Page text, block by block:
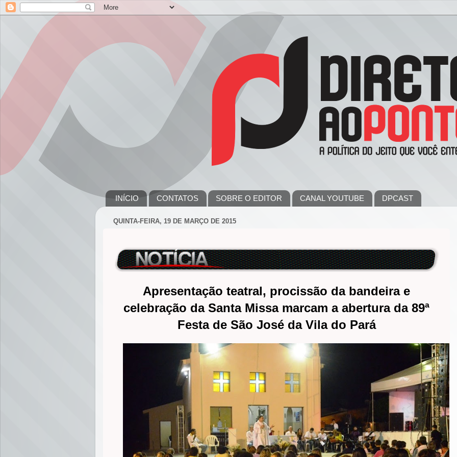
INÍCIO CONTATOS SOBRE O EDITOR CANAL YOUTUBE DPCAST
QUINTA-FEIRA, 19 DE MARÇO DE 2015
Apresentação teatral, procissão da bandeira e
celebração da Santa Missa marcam a abertura da 89ª
Festa de São José da Vila do Pará